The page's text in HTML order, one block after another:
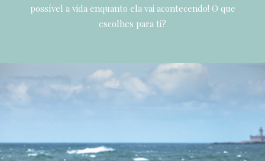
possível a vida enquanto ela vai acontecendo! O que
escolhes para ti?